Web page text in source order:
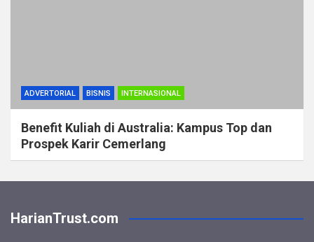
ADVERTORIAL BISNIS INTERNASIONAL
Benefit Kuliah di Australia: Kampus Top dan
Prospek Karir Cemerlang
HarianTrust.com